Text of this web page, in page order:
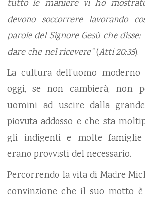
tutto le maniere vi ho
devono soccorrere lavorando
parole del Signore Gesù che
dare che nel ricevere”(Atti 20:35).
La cultura dell’uomo
oggi, se non cambierà, non
uomini ad uscire dalla
piovuta addosso e che sta
gli indigenti e molte
erano provvisti del necessario.
Percorrendo la vita di Madre
convinzione che il suo motto è